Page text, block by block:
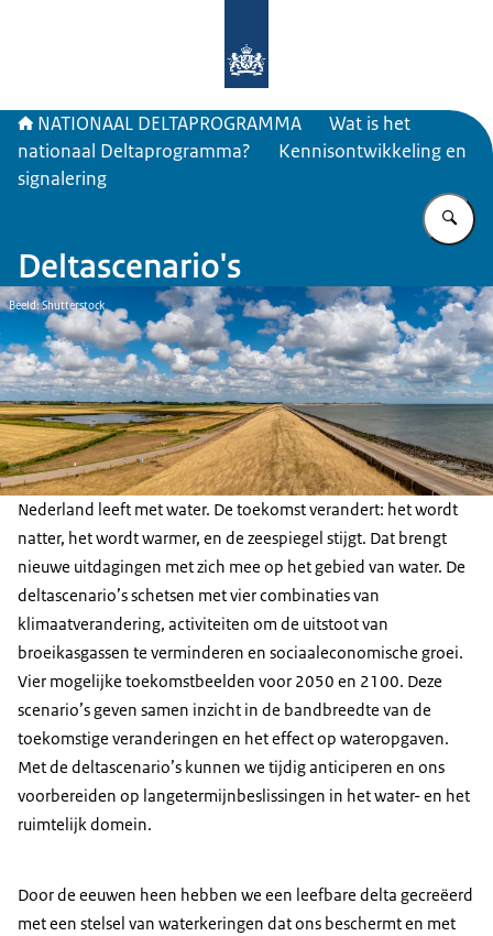
NATIONAAL DELTAPROGRAMMA
Wat is het
nationaal Deltaprogramma?
Kennisontwikkeling en
signalering
Deltascenario's
Beeld: Shutterstock
Nederland leeft met water. De toekomst verandert: het wordt
natter, het wordt warmer, en de zeespiegel stijgt. Dat brengt
nieuwe uitdagingen met zich mee op het gebied van water. De
deltascenario’s schetsen met vier combinaties van
klimaatverandering, activiteiten om de uitstoot van
broeikasgassen te verminderen en sociaaleconomische groei.
Vier mogelijke toekomstbeelden voor 2050 en 2100. Deze
scenario’s geven samen inzicht in de bandbreedte van de
toekomstige veranderingen en het effect op wateropgaven.
Met de deltascenario’s kunnen we tijdig anticiperen en ons
voorbereiden op langetermijnbeslissingen in het water- en het
ruimtelijk domein.
Door de eeuwen heen hebben we een leefbare delta gecreëerd
met een stelsel van waterkeringen dat ons beschermt en met